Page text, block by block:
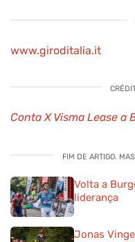
www.giroditalia.it
Conta X Visma Lease a
FIM DE ARTIGO.
Volta a
liderança
Jonas